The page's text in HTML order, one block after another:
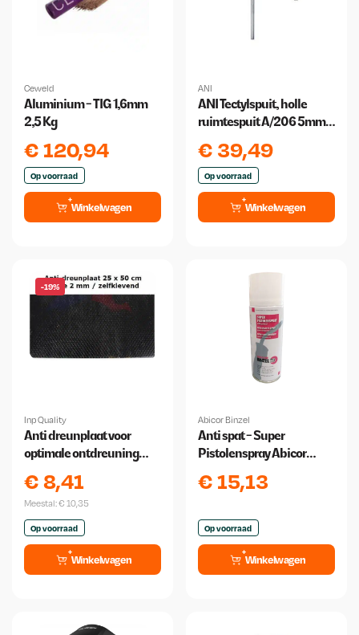
Ceweld
Aluminium - TIG 1,6mm
2,5 Kg
€120,94
Op voorraad
Winkelwagen
ANI
ANI Tectylspuit, holle
ruimtespuit A/206 5mm
500mm
€ 39,49
Op voorraad
Winkelwagen
-19%
Inp Quality
Anti dreunplaat voor
optimale ontdreuning
€8,41
Meestal:€ 10,35
Op voorraad
Winkelwagen
Abicor Binzel
Anti spat - Super
Pistolenspray Abicor
€15,13
Op voorraad
Winkelwagen